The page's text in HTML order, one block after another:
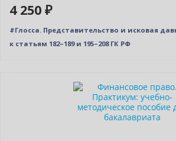
4 250 ₽
#Глосса. Представительство и исковая
к статьям 182–189 и 195–208 ГК РФ